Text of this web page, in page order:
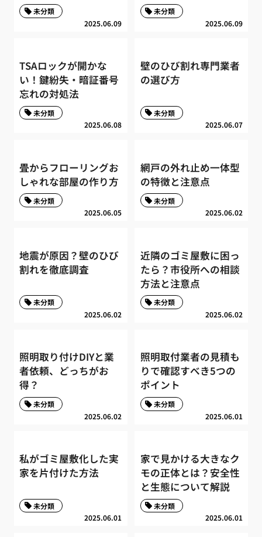
2025.06.09
未分類
2025.06.09
未分類
TSAロックが開かな
い！鍵紛失・暗証番号
忘れの対処法
2025.06.08
未分類
壁のひび割れ専門業者
の選び方
2025.06.07
未分類
畳からフローリングお
しゃれな部屋の作り方
2025.06.05
未分類
網戸の外れ止め一体型
の特徴と注意点
2025.06.02
未分類
地震が原因？壁のひび
割れを徹底調査
2025.06.02
未分類
近隣のゴミ屋敷に困っ
たら？市役所への相談
方法と注意点
2025.06.02
未分類
照明取り付けDIYと業
者依頼、どっちがお
得？
2025.06.02
未分類
照明取付業者の見積も
りで確認すべき5つの
ポイント
2025.06.01
未分類
私がゴミ屋敷化した実
家を片付けた方法
2025.06.01
未分類
家で見かける大きなク
モの正体とは？安全性
と生態について解説
2025.06.01
未分類